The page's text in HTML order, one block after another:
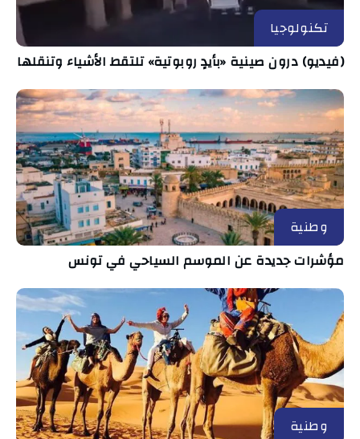
تكنولوجيا
(فيديو) درون صينية «بأيدٍ روبوتية» تلتقط الأشياء وتنقلها
وطنية
مؤشرات جديدة عن الموسم السياحي في تونس
وطنية